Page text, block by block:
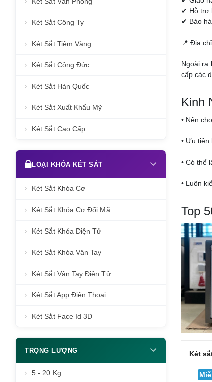
Két Sắt Công Ty
Két Sắt Tiệm Vàng
Két Sắt Công Đức
Két Sắt Hàn Quốc
Két Sắt Xuất Khẩu Mỹ
Két Sắt Cao Cấp
LOẠI KHÓA KÉT SẮT
Két Sắt Khóa Cơ
Két Sắt Khóa Cơ Đổi Mã
Két Sắt Khóa Điện Tử
Két Sắt Khóa Vân Tay
Két Sắt Vân Tay Điện Tử
Két Sắt App Điện Thoại
Két Sắt Face Id 3D
TRỌNG LƯỢNG
5 - 20 Kg
✔ Hỗ trợ
✔ Bảo
📍 Địa
Ngoài ra
cấp các
Kinh
• Nên
• Ưu tiên
• Có thể
• Luôn
Top
Két